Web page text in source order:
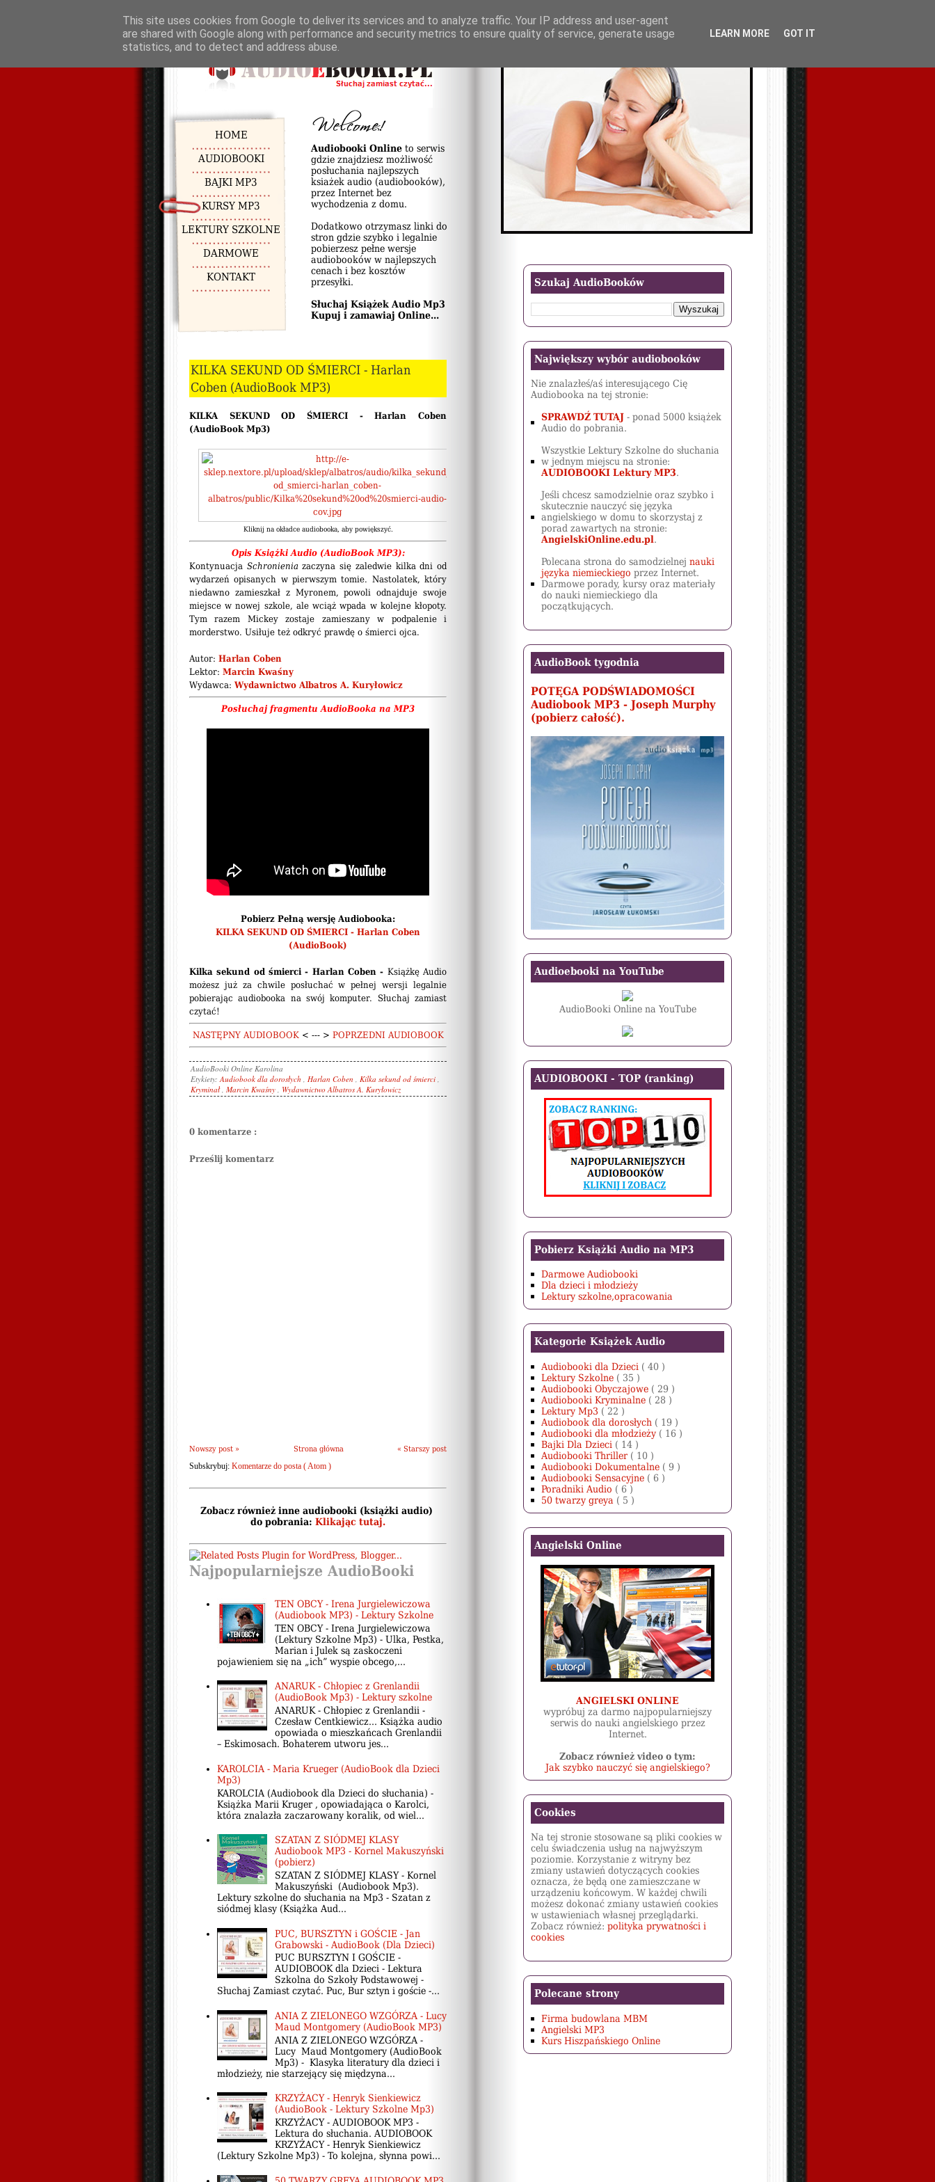
HOME
AUDIOBOOKI
BAJKI MP3
KURSY MP3
LEKTURY SZKOLNE
DARMOWE
KONTAKT
Audiobooki Online to serwis
gdzie znajdziesz możliwość
posłuchania najlepszych
ksiażek audio (audiobooków),
przez Internet bez
wychodzenia z domu.
Dodatkowo otrzymasz linki do
stron gdzie szybko i legalnie
pobierzesz pełne wersje
audiobooków w najlepszych
cenach i bez kosztów
przesyłki.
Słuchaj Książek Audio Mp3
Kupuj i zamawiaj Online...
KILKA SEKUND OD ŚMIERCI - Harlan
Coben (AudioBook MP3)
KILKA SEKUND OD ŚMIERCI - Harlan Coben
(AudioBook Mp3)
Kliknij na okładce audiobooka, aby powiększyć.
Opis Książki Audio (AudioBook MP3):
Kontynuacja Schronieniazaczyna się zaledwie kilka dni od
wydarzeń opisanych w pierwszym tomie. Nastolatek, który
niedawno zamieszkał z Myronem, powoli odnajduje swoje
miejsce w nowej szkole, ale wciąż wpada w kolejne kłopoty.
Tym razem Mickey zostaje zamieszany w podpalenie i
morderstwo. Usiłuje też odkryć prawdę o śmierci ojca.
Autor: Harlan Coben
Lektor: Marcin Kwaśny
Wydawca: Wydawnictwo Albatros A. Kuryłowicz
Posłuchaj fragmentu AudioBooka na MP3
Pobierz Pełną wersję Audiobooka:
KILKA SEKUND OD ŚMIERCI - Harlan Coben
(AudioBook)
Kilka sekund od śmierci - Harlan Coben - Książkę Audio
możesz już za chwile posłuchać w pełnej wersji legalnie
pobierając audiobooka na swój komputer. Słuchaj zamiast
czytać!
NASTĘPNY AUDIOBOOK< --- > POPRZEDNI AUDIOBOOK
AudioBooki Online Karolina
Etykiety: Audiobook dla dorosłych Harlan Coben Kilka sekund od śmierci
Kryminał Marcin Kwaśny Wydawnictwo Albatros A. Kuryłowicz
0 komentarze :
Prześlij komentarz
Nowszy post » « Starszy post
Strona główna
Subskrybuj: Komentarze do posta ( Atom )
Zobacz również inne audiobooki (książki audio)
do pobrania: Klikając tutaj.
Najpopularniejsze AudioBooki
TEN OBCY - Irena Jurgielewiczowa
(Audiobook MP3) - Lektury Szkolne
TEN OBCY - Irena Jurgielewiczowa
(Lektury Szkolne Mp3) - Ulka, Pestka,
Marian i Julek są zaskoczeni
pojawieniem się na „ich” wyspie obcego,...
ANARUK - Chłopiec z Grenlandii
(AudioBook Mp3) - Lektury szkolne
ANARUK - Chłopiec z Grenlandii -
Czesław Centkiewicz... Książka audio
opowiada o mieszkańcach Grenlandii
– Eskimosach. Bohaterem utworu jes...
KAROLCIA - Maria Krueger (AudioBook dla Dzieci
Mp3)
KAROLCIA (Audiobook dla Dzieci do słuchania) -
Książka Marii Kruger , opowiadająca o Karolci,
która znalazła zaczarowany koralik, od wiel...
SZATAN Z SIÓDMEJ KLASY
Audiobook MP3 - Kornel Makuszyński
(pobierz)
SZATAN Z SIÓDMEJ KLASY - Kornel
Makuszyński (Audiobook Mp3).
Lektury szkolne do słuchania na Mp3 - Szatan z
siódmej klasy (Książka Aud...
PUC, BURSZTYN i GOŚCIE - Jan
Grabowski - AudioBook (Dla Dzieci)
PUC BURSZTYN I GOŚCIE -
AUDIOBOOK dla Dzieci - Lektura
Szkolna do Szkoły Podstawowej -
Słuchaj Zamiast czytać. Puc, Bur sztyn i goście -...
ANIA Z ZIELONEGO WZGÓRZA - Lucy
Maud Montgomery (AudioBook MP3)
ANIA Z ZIELONEGO WZGÓRZA -
Lucy Maud Montgomery (AudioBook
Mp3) - Klasyka literatury dla dzieci i
młodzieży, nie starzejący się międzyna...
KRZYŻACY - Henryk Sienkiewicz
(AudioBook - Lektury Szkolne Mp3)
KRZYŻACY - AUDIOBOOK MP3 -
Lektura do słuchania. AUDIOBOOK
KRZYŻACY - Henryk Sienkiewicz
(Lektury Szkolne Mp3) - To kolejna, słynna powi...
Szukaj AudioBooków
Największy wybór audiobooków
Nie znalazłeś/aś interesującego Cię
Audiobooka na tej stronie:
SPRAWDŹ TUTAJ - ponad 5000 książek
Audio do pobrania.
Wszystkie Lektury Szkolne do słuchania
w jednym miejscu na stronie:
AUDIOBOOKI Lektury MP3.
Jeśli chcesz samodzielnie oraz szybko i
skutecznie nauczyć się języka
angielskiego w domu to skorzystaj z
porad zawartych na stronie:
AngielskiOnline.edu.pl.
Polecana strona do samodzielnej nauki
języka niemieckiego przez Internet.
Darmowe porady, kursy oraz materiały
do nauki niemieckiego dla
początkujących.
AudioBook tygodnia
POTĘGA PODŚWIADOMOŚCI
Audiobook MP3 - Joseph Murphy
(pobierz całość).
Audioebooki na YouTube
AudioBooki Online na YouTube
AUDIOBOOKI - TOP (ranking)
Pobierz Książki Audio na MP3
Darmowe Audiobooki
Dla dzieci i młodzieży
Lektury szkolne,opracowania
Kategorie Książek Audio
Audiobooki dla Dzieci ( 40 )
Lektury Szkolne ( 35 )
Audiobooki Obyczajowe ( 29 )
Audiobooki Kryminalne ( 28 )
Lektury Mp3 ( 22 )
Audiobook dla dorosłych ( 19 )
Audiobooki dla młodzieży ( 16 )
Bajki Dla Dzieci ( 14 )
Audiobooki Thriller ( 10 )
Audiobooki Dokumentalne ( 9 )
Audiobooki Sensacyjne ( 6 )
Poradniki Audio ( 6 )
50 twarzy greya ( 5 )
Angielski Online
ANGIELSKI ONLINE
wypróbuj za darmo najpopularniejszy
serwis do nauki angielskiego przez
Internet.
Zobacz również video o tym:
Jak szybko nauczyć się angielskiego?
Cookies
Na tej stronie stosowane są pliki cookies w
celu świadczenia usług na najwyższym
poziomie. Korzystanie z witryny bez
zmiany ustawień dotyczących cookies
oznacza, że będą one zamieszczane w
urządzeniu końcowym. W każdej chwili
możesz dokonać zmiany ustawień cookies
w ustawieniach własnej przeglądarki.
Zobacz również: polityka prywatności i
cookies
Polecane strony
Firma budowlana MBM
Angielski MP3
Kurs Hiszpańskiego Online
This site uses cookies from Google to deliver its services and to analyze traffic. Your IP address and user-agent
are shared with Google along with performance and security metrics to ensure quality of service, generate usage
statistics, and to detect and address abuse.
LEARN MORE GOT IT